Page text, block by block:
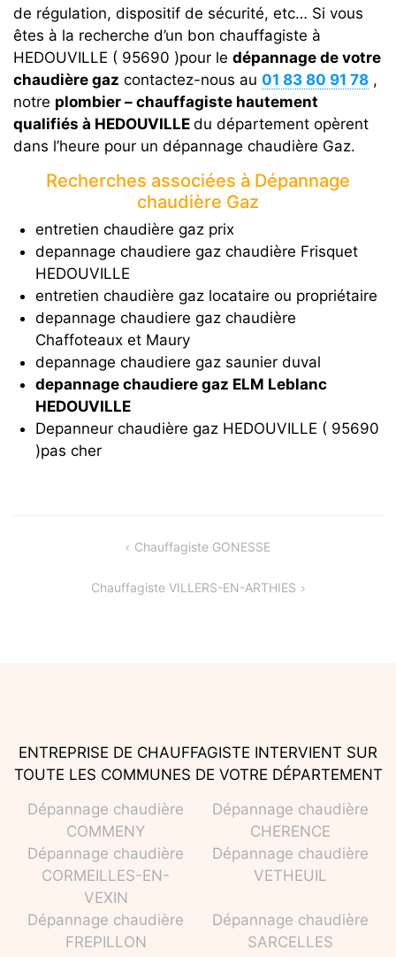
de régulation, dispositif de sécurité, etc… Si vous
êtes à la recherche d’un bon chauffagiste à
HEDOUVILLE ( 95690 )pour le dépannage de votre
chaudière gaz contactez-nous au 01 83 80 91 78 ,
notre plombier – chauffagiste hautement
qualifiés à HEDOUVILLE du département opèrent
dans l’heure pour un dépannage chaudière Gaz.
Recherches associées à Dépannage
chaudière Gaz
entretien chaudière gaz prix
depannage chaudiere gaz chaudière Frisquet
HEDOUVILLE
entretien chaudière gaz locataire ou propriétaire
depannage chaudiere gaz chaudière
Chaffoteaux et Maury
depannage chaudiere gaz saunier duval
depannage chaudiere gaz ELM Leblanc
HEDOUVILLE
Depanneur chaudière gaz HEDOUVILLE ( 95690
)pas cher
Chauffagiste GONESSE
Chauffagiste VILLERS-EN-ARTHIES
ENTREPRISE DE CHAUFFAGISTE INTERVIENT SUR
TOUTE LES COMMUNES DE VOTRE DÉPARTEMENT
Dépannage chaudière
COMMENY
Dépannage chaudière
CHERENCE
Dépannage chaudière
CORMEILLES-EN-
VEXIN
Dépannage chaudière
VETHEUIL
Dépannage chaudière
FREPILLON
Dépannage chaudière
SARCELLES